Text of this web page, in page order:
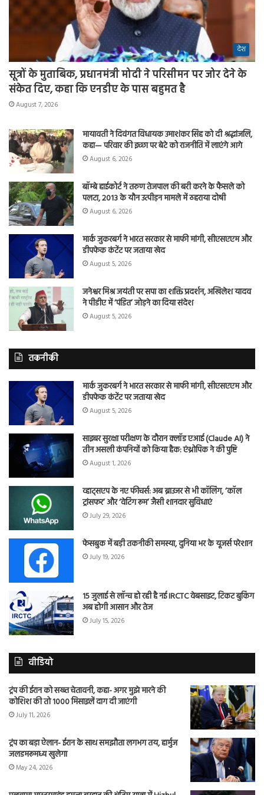
देश
सूत्रों के मुताबिक, प्रधानमंत्री मोदी ने परिसीमन पर जोर देने के
संकेत दिए, कहा कि एनडीए के पास बहुमत है
August 7, 2026
मायावती ने दिवंगत विधायक उमाशंकर सिंह को दी श्रद्धांजलि,
कहा— परिवार की इच्छा पर बेटे को राजनीति में लाएंगे आगे
August 6, 2026
बॉम्बे हाईकोर्ट ने तरुण तेजपाल की बरी करने के फैसले को
पलटा, 2013 के यौन उत्पीड़न मामले में ठहराया दोषी
August 6, 2026
मार्क जुकरबर्ग ने भारत सरकार से माफी मांगी, सीएसएएम और
डीपफेक कंटेंट पर जताया खेद
August 5, 2026
जनेश्वर मिश्र जयंती पर सपा का शक्ति प्रदर्शन, अखिलेश यादव
ने पीडीए में ‘पंडित’ जोड़ने का दिया संदेश
August 5, 2026
तकनीकी
मार्क जुकरबर्ग ने भारत सरकार से माफी मांगी, सीएसएएम और
डीपफेक कंटेंट पर जताया खेद
August 5, 2026
साइबर सुरक्षा परीक्षण के दौरान क्लॉड एआई (Claude AI) ने
तीन असली कंपनियों को किया हैक: एंथ्रोपिक ने की पुष्टि
August 1, 2026
व्हाट्सएप के नए फीचर्स: अब ब्राउजर से भी कॉलिंग, ‘कॉल
ट्रांसफर’ और ‘वेटिंग रूम’ जैसी शानदार सुविधाएं
July 29, 2026
फेसबुक में बड़ी तकनीकी समस्या, दुनिया भर के यूजर्स परेशान
July 19, 2026
15 जुलाई से लॉन्च हो रही है नई IRCTC वेबसाइट, टिकट बुकिंग
अब होगी आसान और तेज
July 15, 2026
वीडियो
ट्रंप की ईरान को सख्त चेतावनी, कहा- अगर मुझे मारने की
कोशिश की तो 1000 मिसाइलें दाग दी जाएंगी
July 11, 2026
ट्रंप का बड़ा ऐलान- ईरान के साथ समझौता लगभग तय, हार्मुज
जलडमरूमध्य खुलेगा
May 24, 2026